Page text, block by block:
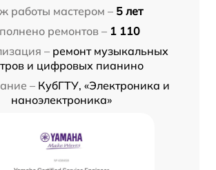
работы мастером – 5 лет
ремонтов – 1 110
– ремонт музыкальных
и цифровых пианино
– КубГТУ, «Электроника и
наноэлектроника»